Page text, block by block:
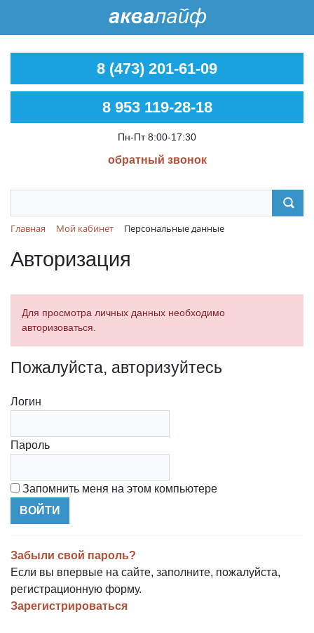
8 (473) 201-61-09
8 953 119-28-18
Пн-Пт 8:00-17:30
обратный звонок
Главная Мой кабинет Персональные данные
Авторизация
Для просмотра личных данных необходимо
авторизоваться.
Пожалуйста, авторизуйтесь
Логин
Пароль
Запомнить меня на этом компьютере
Забыли свой пароль?
Если вы впервые на сайте, заполните, пожалуйста,
регистрационную форму.
Зарегистрироваться